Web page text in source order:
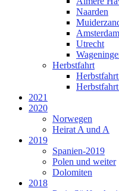
Naarden
Amsterdam
Utrecht
Herbstfahrt
2021
2020
Norwegen
Heirat A und A
2019
Spanien-2019
Polen und weiter
Dolomiten
2018